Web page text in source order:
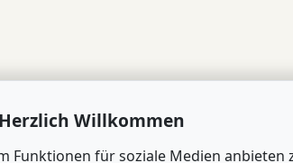
Herzlich Willkommen
Funktionen für soziale Medien anbieten